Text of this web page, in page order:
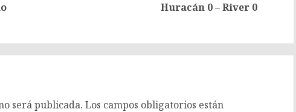
Huracán 0 – River 0
será publicada. Los campos obligatorios están